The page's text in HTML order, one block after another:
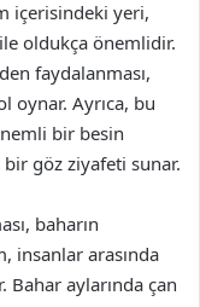
içerisindeki yeri,
oldukça önemlidir.
faydalanması,
oynar. Ayrıca, bu
bir besin
göz ziyafeti sunar.
baharın
insanlar arasında
Bahar aylarında çan